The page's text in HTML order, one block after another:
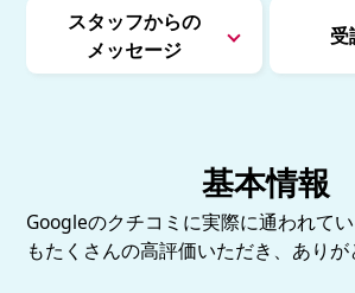
スタッフからの
メッセージ
受
基本情報
Googleのクチコミに実際に通われて
もたくさんの高評価いただき、ありが